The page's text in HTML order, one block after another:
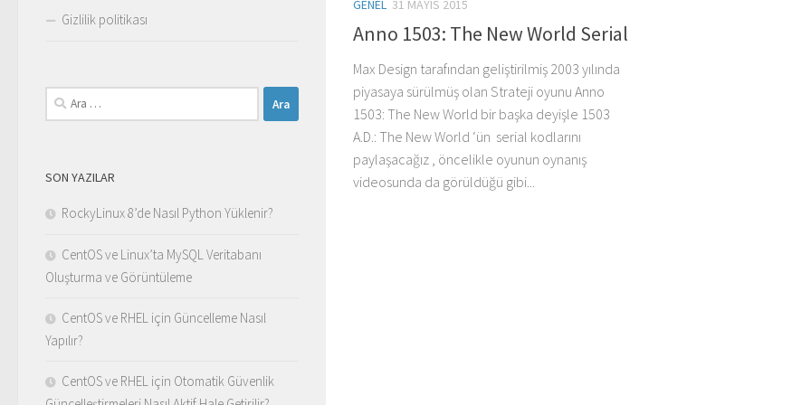
GENEL 31 MAYIS 2015
Anno 1503: The New World Serial
Max Design tarafından geliştirilmiş 2003 yılında
piyasaya sürülmüş olan Strateji oyunu Anno
1503: The New World bir başka deyişle 1503
A.D.: The New World ‘ün serial kodlarını
paylaşacağız , öncelikle oyunun oynanış
videosunda da görüldüğü gibi...
Gizlilik politikası
Arama:
SON YAZILAR
RockyLinux 8’de Nasıl Python Yüklenir?
CentOS ve Linux’ta MySQL Veritabanı
Oluşturma ve Görüntüleme
CentOS ve RHEL için Güncelleme Nasıl
Yapılır?
CentOS ve RHEL için Otomatik Güvenlik